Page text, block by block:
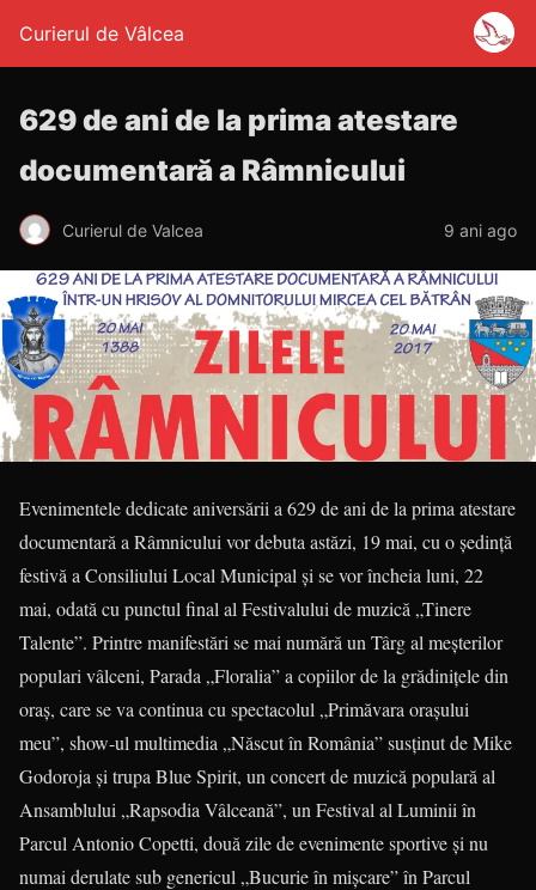
Curierul de Vâlcea
629 de ani de la prima atestare
documentară a Râmnicului
Curierul de Valcea 9 ani ago
Evenimentele dedicate aniversării a 629 de ani de la prima atestare
documentară a Râmnicului vor debuta astăzi, 19 mai, cu o şedinţă
festivă a Consiliului Local Municipal şi se vor încheia luni, 22
mai, odată cu punctul final al Festivalului de muzică „Tinere
Talente”. Printre manifestări se mai numără un Târg al meşterilor
populari vâlceni, Parada „Floralia” a copiilor de la grădiniţele din
oraş, care se va continua cu spectacolul „Primăvara oraşului
meu”, show-ul multimedia „Născut în România” susţinut de Mike
Godoroja şi trupa Blue Spirit, un concert de muzică populară al
Ansamblului „Rapsodia Vâlceană”, un Festival al Luminii în
Parcul Antonio Copetti, două zile de evenimente sportive şi nu
numai derulate sub genericul „Bucurie în mişcare” în Parcul